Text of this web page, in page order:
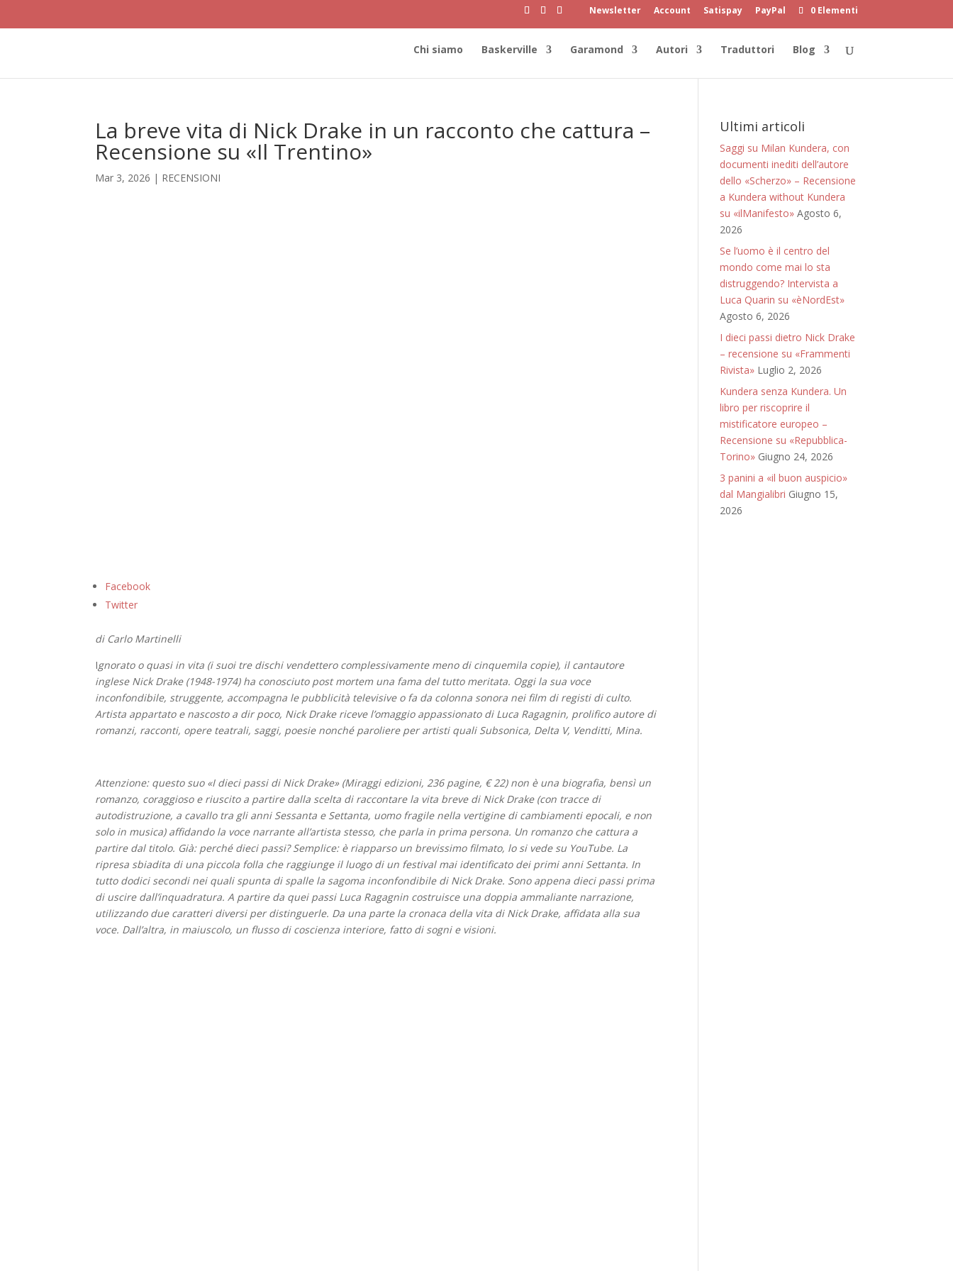
Newsletter Account Satispay PayPal 0 Elementi
Chi siamo Baskerville Garamond Autori Traduttori Blog
La breve vita di Nick Drake in un racconto che cattura –
Recensione su «Il Trentino»
Mar 3, 2026 | RECENSIONI
Facebook
Twitter
di Carlo Martinelli
Ignorato o quasi in vita (i suoi tre dischi vendettero complessivamente meno di cinquemila copie), il cantautore
inglese Nick Drake (1948-1974) ha conosciuto post mortem una fama del tutto meritata. Oggi la sua voce
inconfondibile, struggente, accompagna le pubblicità televisive o fa da colonna sonora nei film di registi di culto.
Artista appartato e nascosto a dir poco, Nick Drake riceve l’omaggio appassionato di Luca Ragagnin, prolifico autore di
romanzi, racconti, opere teatrali, saggi, poesie nonché paroliere per artisti quali Subsonica, Delta V, Venditti, Mina.
Attenzione: questo suo «I dieci passi di Nick Drake» (Miraggi edizioni, 236 pagine, € 22) non è una biografia, bensì un
romanzo, coraggioso e riuscito a partire dalla scelta di raccontare la vita breve di Nick Drake (con tracce di
autodistruzione, a cavallo tra gli anni Sessanta e Settanta, uomo fragile nella vertigine di cambiamenti epocali, e non
solo in musica) affidando la voce narrante all’artista stesso, che parla in prima persona. Un romanzo che cattura a
partire dal titolo. Già: perché dieci passi? Semplice: è riapparso un brevissimo filmato, lo si vede su YouTube. La
ripresa sbiadita di una piccola folla che raggiunge il luogo di un festival mai identificato dei primi anni Settanta. In
tutto dodici secondi nei quali spunta di spalle la sagoma inconfondibile di Nick Drake. Sono appena dieci passi prima
di uscire dall’inquadratura. A partire da quei passi Luca Ragagnin costruisce una doppia ammaliante narrazione,
utilizzando due caratteri diversi per distinguerle. Da una parte la cronaca della vita di Nick Drake, affidata alla sua
voce. Dall’altra, in maiuscolo, un flusso di coscienza interiore, fatto di sogni e visioni.
Ultimi articoli
Saggi su Milan Kundera, con
documenti inediti dell’autore
dello «Scherzo» – Recensione
a Kundera without Kundera
su «ilManifesto» Agosto 6,
2026
Se l’uomo è il centro del
mondo come mai lo sta
distruggendo? Intervista a
Luca Quarin su «èNordEst»
Agosto 6, 2026
I dieci passi dietro Nick Drake
– recensione su «Frammenti
Rivista» Luglio 2, 2026
Kundera senza Kundera. Un
libro per riscoprire il
mistificatore europeo –
Recensione su «Repubblica-
Torino» Giugno 24, 2026
3 panini a «il buon auspicio»
dal Mangialibri Giugno 15,
2026